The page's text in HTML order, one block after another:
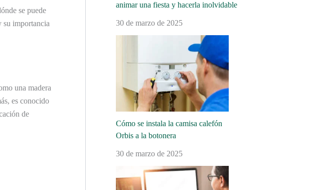
se puede
su importancia
una madera
es conocido
de
animar una fiesta y hacerla inolvidable
30 de marzo de 2025
Cómo se instala la camisa calefón
Orbis a la botonera
30 de marzo de 2025